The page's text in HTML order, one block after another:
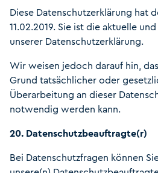
Diese Datenschutzerklärung hat
11.02.2019. Sie ist die aktuelle
unserer Datenschutzerklärung.
Wir weisen jedoch darauf hin,
Grund tatsächlicher oder
Überarbeitung an dieser
notwendig werden kann.
20. Datenschutzbeauftragte(r)
Bei Datenschutzfragen können